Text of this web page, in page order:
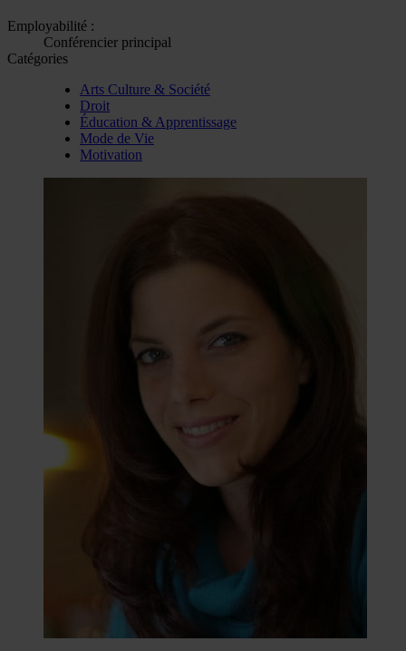
Employabilité :
Conférencier principal
Catégories
Arts Culture & Société
Droit
Éducation & Apprentissage
Mode de Vie
Motivation